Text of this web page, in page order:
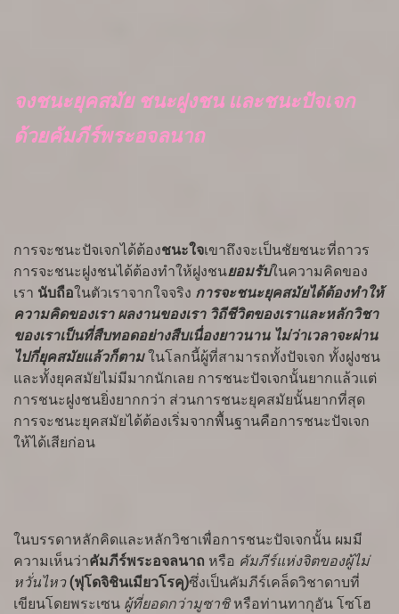
จงชนะยุคสมัย ชนะฝูงชน และชนะปัจเจก
ด้วยคัมภีร์พระอจลนาถ
การจะชนะปัจเจกได้ต้องชนะใจเขาถึงจะเป็นชัยชนะที่ถาวร
การจะชนะฝูงชนได้ต้องทำให้ฝูงชนยอมรับในความคิดของ
เรา นับถือในตัวเราจากใจจริง การจะชนะยุคสมัยได้ต้องทำให้
ความคิดของเรา ผลงานของเรา วิถีชีวิตของเราและหลักวิชา
ของเราเป็นที่สืบทอดอย่างสืบเนื่องยาวนาน ไม่ว่าเวลาจะผ่าน
ไปกี่ยุคสมัยแล้วก็ตามในโลกนี้ผู้ที่สามารถทั้งปัจเจก ทั้งฝูงชน
และทั้งยุคสมัยไม่มีมากนักเลย การชนะปัจเจกนั้นยากแล้วแต่
การชนะฝูงชนยิ่งยากกว่า ส่วนการชนะยุคสมัยนั้นยากที่สุด
การจะชนะยุคสมัยได้ต้องเริ่มจากพื้นฐานคือการชนะปัจเจก
ให้ได้เสียก่อน
ในบรรดาหลักคิดและหลักวิชาเพื่อการชนะปัจเจกนั้น ผมมี
ความเห็นว่าคัมภีร์พระอจลนาถ หรือ คัมภีร์แห่งจิตของผู้ไม่
หวั่นไหว (ฟุโดจิชินเมียวโรคุ)ซึ่งเป็นคัมภีร์เคล็ดวิชาดาบที่
เขียนโดยพระเซน ผู้ที่ยอดกว่ามูซาชิหรือท่านทากุอัน โซโฮ